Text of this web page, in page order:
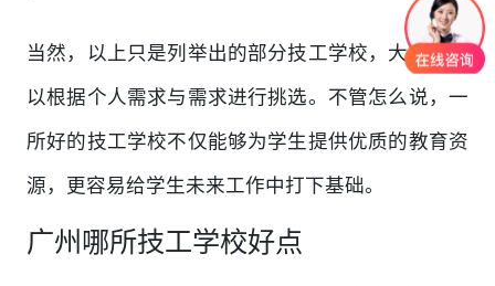
当然，以上只是列举出的部分技工学校，大家还可
以根据个人需求与需求进行挑选。不管怎么说，一
所好的技工学校不仅能够为学生提供优质的教育资
源，更容易给学生未来工作中打下基础。
广州哪所技工学校好点